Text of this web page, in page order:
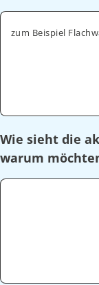
zum Beispiel
Wie sieht die
warum